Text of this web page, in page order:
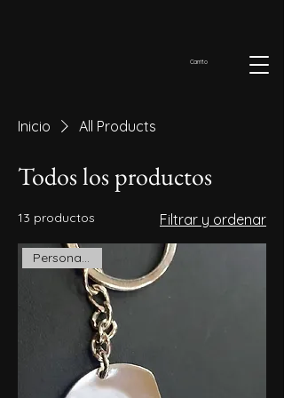
Carrito
Inicio All Products
Todos los productos
13 productos Filtrar y ordenar
Personalizado